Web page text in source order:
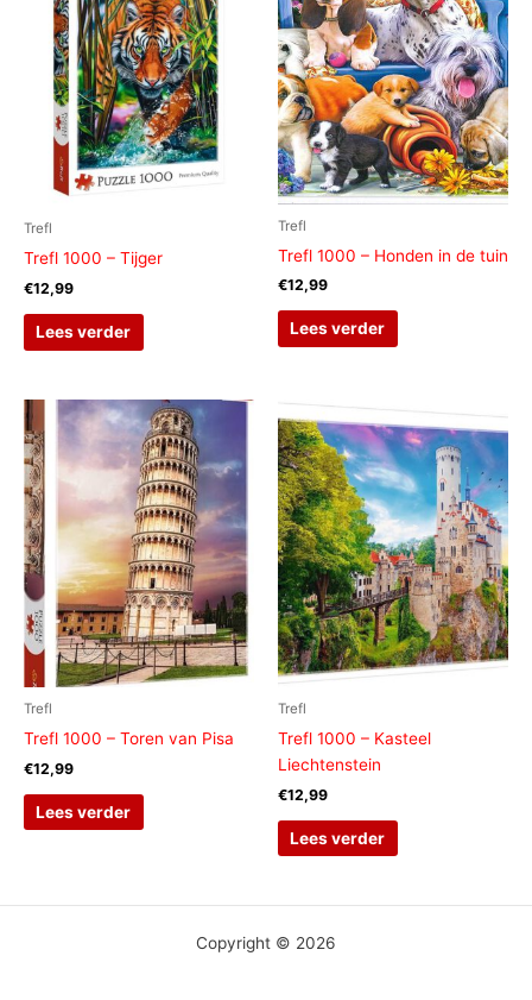
Trefl
Trefl 1000 – Tijger
€12,99
Lees verder
Trefl
Trefl 1000 – Honden in de tuin
€12,99
Lees verder
Trefl
Trefl 1000 – Toren van Pisa
€12,99
Lees verder
Trefl
Trefl 1000 – Kasteel
Liechtenstein
€12,99
Lees verder
Copyright © 2026